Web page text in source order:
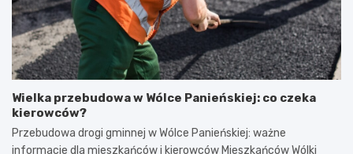
Wielka przebudowa w Wólce Panieńskiej: co czeka
kierowców?
Przebudowa drogi gminnej w Wólce Panieńskiej: ważne
informacje dla mieszkańców i kierowców Mieszkańców Wólki